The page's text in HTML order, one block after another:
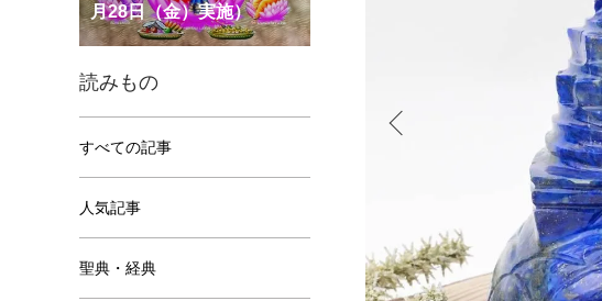
月12日（水）実施）
施）
（月）実施）
月28日（金）実施）
８月31日（月）実施）
（金）実施）
月14日（月）実施）
月19日（土）実施）
実施）
日（金）実施）
ト（食事の奉仕）
募金
読みもの
すべての記事
人気記事
聖典・経典